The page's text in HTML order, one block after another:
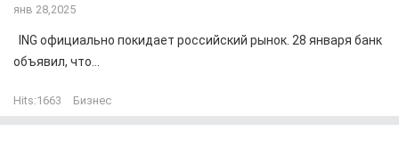
янв 28,2025
ING официально покидает российский рынок. 28 января банк
объявил, что...
Hits:1663 Бизнес